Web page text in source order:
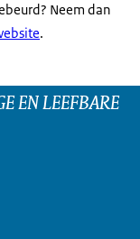
Neem dan
.
EN LEEFBARE